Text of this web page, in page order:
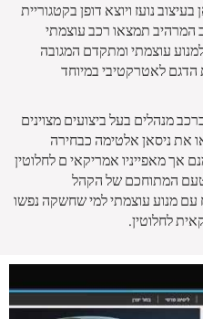
נועז ויוצא דופן בקטגוריית
תמצאו רכב עוצמתי
עוצמתי ומתקדם המגובה
הדגם לאטרקטיבי במיוחד
מנהלים בעל ביצועים מצוינים
את ניסאן אלטימה כבחירה
אך מאפייניו אמריקאי ם לחלוטין
המתוחכם של הקהל
עם מנוע עוצמתי למי שחשקה נפשו
לחלוטין.